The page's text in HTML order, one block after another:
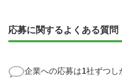
応募に関するよくある質問
企業への応募は1社ずつし